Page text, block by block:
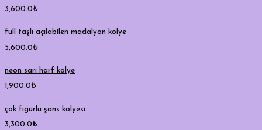
3,600.0₺
full taşlı açılabilen madalyon kolye
5,600.0₺
neon sarı harf kolye
1,900.0₺
çok figürlü şans kolyesi
3,300.0₺